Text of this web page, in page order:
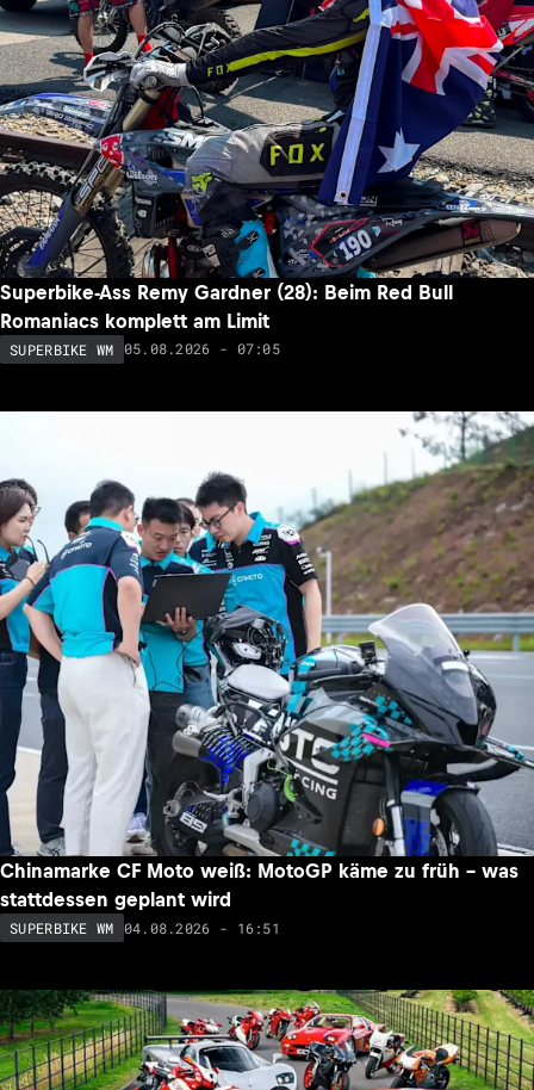
Superbike-Ass Remy Gardner (28): Beim Red Bull
Romaniacs komplett am Limit
SUPERBIKE WM 05.08.2026 - 07:05
Chinamarke CF Moto weiß: MotoGP käme zu früh – was
stattdessen geplant wird
SUPERBIKE WM 04.08.2026 - 16:51